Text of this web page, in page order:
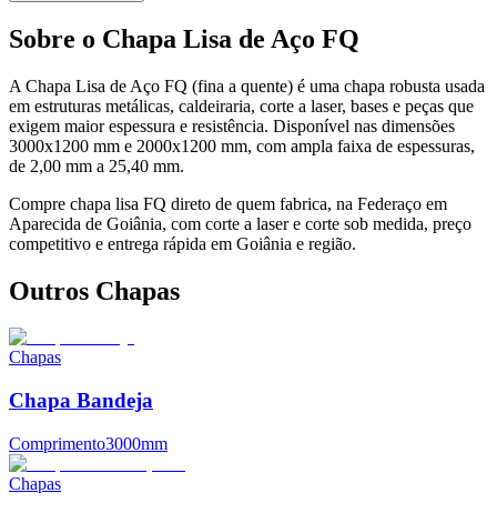
Sobre o Chapa Lisa de Aço FQ
A Chapa Lisa de Aço FQ (fina a quente) é uma chapa robusta usada
em estruturas metálicas, caldeiraria, corte a laser, bases e peças que
exigem maior espessura e resistência. Disponível nas dimensões
3000x1200 mm e 2000x1200 mm, com ampla faixa de espessuras,
de 2,00 mm a 25,40 mm.
Compre chapa lisa FQ direto de quem fabrica, na Federaço em
Aparecida de Goiânia, com corte a laser e corte sob medida, preço
competitivo e entrega rápida em Goiânia e região.
Outros Chapas
Chapas
Chapa Bandeja
Comprimento3000mm
Chapas